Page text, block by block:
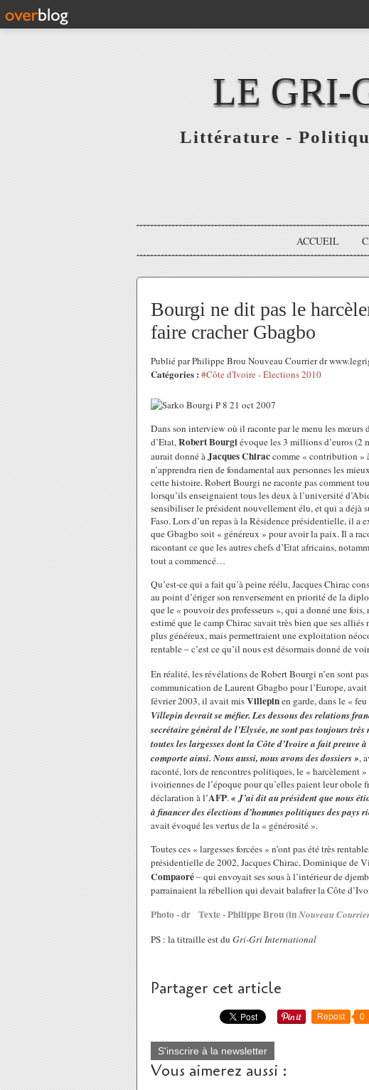
LE GRI-
Littérature -
ACCUEIL
Bourgi ne dit pas le
faire cracher Gbagbo
Publié par Philippe Brou Nouveau Courrier dr
Catégories : #Côte d'Ivoire - Élections 2010
Dans son interview où il raconte par le menu les mœurs
d’Etat,Robert Bourgiévoque les 3 millions d’euros (2
aurait donné àJacques Chiraccomme « contribution »
n’apprendra rien de fondamental aux personnes les
cette histoire. Robert Bourgi ne raconte pas comment
lorsqu’ils enseignaient tous les deux à l’université
sensibiliser le président nouvellement élu, et qui a déjà
Faso. Lors d’un repas à la Résidence présidentielle, il
que Gbagbo soit « généreux » pour avoir la paix. Il a
racontant ce que les autres chefs d’Etat africains,
tout a commencé…
Qu’est-ce qui a fait qu’à peine réélu, Jacques Chirac
au point d’ériger son renversement en priorité de la
que le « pouvoir des professeurs », qui a donné une fois,
estimé que le camp Chirac savait très bien que ses
plus généreux, mais permettraient une exploitation
rentable – c’est ce qu’il nous est désormais donné de
En réalité, les révélations de Robert Bourgi n’en sont
communication de Laurent Gbagbo pour l’Europe,
février 2003, il avait misVillepinen garde, dans le «
Villepin devrait se méfier. Les dessous des relations
secrétaire général de l’Elysée, ne sont pas toujours
toutes les largesses dont la Côte d’Ivoire a fait preuve
comporte ainsi. Nous aussi, nous avons des dossiers »,
raconté, lors de rencontres politiques, le « harcèlement
ivoiriennes de l’époque pour qu’elles paient leur
déclaration à l’AFP.« J’ai dit au président que nous
à financer des élections d’hommes politiques des pays
avait évoqué les vertus de la « générosité ».
Toutes ces « largesses forcées » n’ont pas été très
présidentielle de 2002, Jacques Chirac, Dominique de
Compaoré– qui envoyait ses sous à l’intérieur de
parrainaient la rébellion qui devait balafrer la Côte
Photo - dr Texte - Philippe Brou (inNouveau
PS : la titraille est du Gri-Gri International
Partager cet article
Repost 0
S'inscrire à la newsletter
Vous aimerez aussi :